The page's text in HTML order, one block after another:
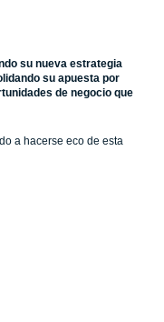
su nueva estrategia
su apuesta por
de negocio que
a hacerse eco de esta